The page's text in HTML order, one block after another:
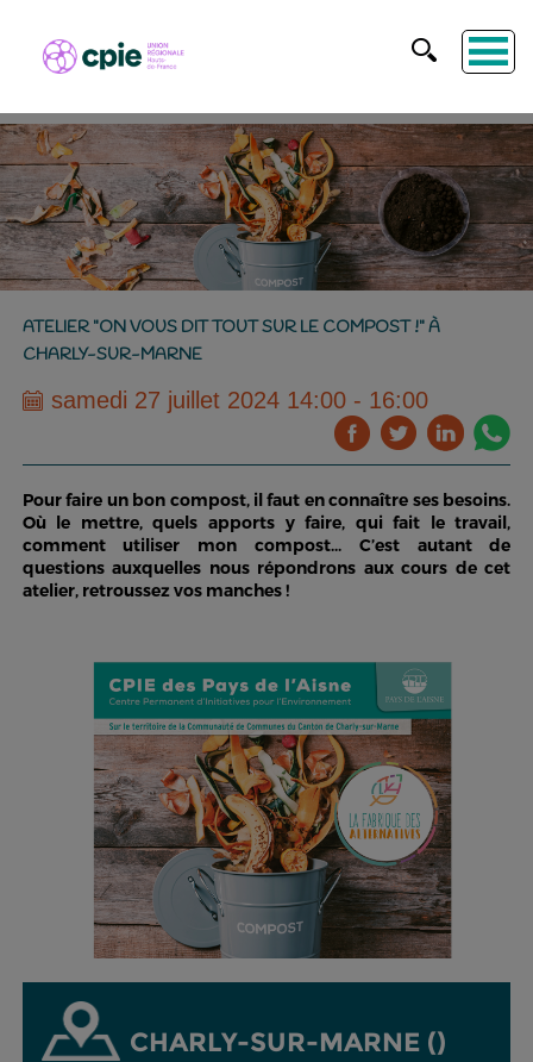
ATELIER "ON VOUS DIT TOUT SUR LE COMPOST !" À
CHARLY-SUR-MARNE
samedi 27 juillet 2024 14:00 - 16:00
Pour faire un bon compost, il faut en connaître ses besoins.
Où le mettre, quels apports y faire, qui fait le travail,
comment utiliser mon compost... C’est autant de
questions auxquelles nous répondrons aux cours de cet
atelier, retroussez vos manches !
CHARLY-SUR-MARNE ()